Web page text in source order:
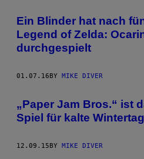
Ein Blinder hat nach
Legend of Zelda:
durchgespielt
01.07.16BY MIKE DIVER
„Paper Jam Bros.“ ist
Spiel für kalte
12.09.15BY MIKE DIVER